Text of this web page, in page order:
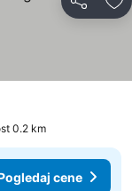
Deli
0.2 km
cene